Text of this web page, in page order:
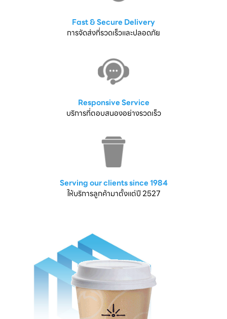
Fast & Secure Delivery
การจัดส่งที่รวดเร็วและปลอดภัย
Responsive Service
บริการที่ตอบสนองอย่างรวดเร็ว
Serving our clients since 1984
ให้บริการลูกค้ามาตั้งแต่ปี 2527